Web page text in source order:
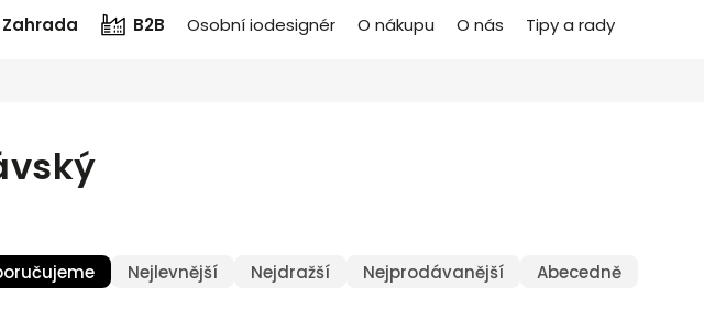
Zahrada B2B Osobní iodesignér O nákupu O nás Tipy a rady
Nejlevnější Nejdražší Nejprodávanější Abecedně